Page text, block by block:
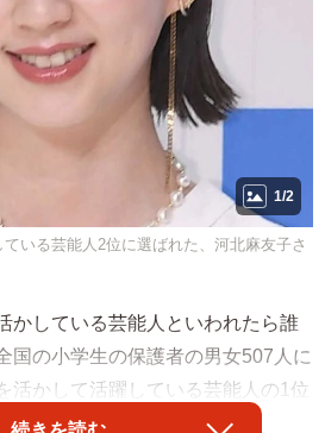
1/2
ている芸能人2位に選ばれた、河北麻友子さ
かしている芸能人といわれたら誰
国の小学生の保護者の男女507人に
活かして活躍している芸能人の1位
が選ばれたそうです。